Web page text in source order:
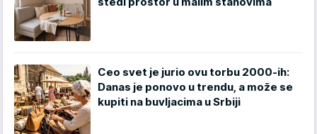
Ceo svet je jurio ovu torbu 2000-ih:
Danas je ponovo u trendu, a može se
kupiti na buvljacima u Srbiji